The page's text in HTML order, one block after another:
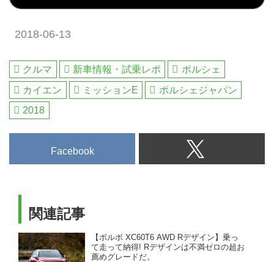
2018-06-13
クルマ 新車情報・試乗レポ
ポルシェ
カイエン
ミッションE
ポルシェジャパン
2018
Facebook
関連記事
【ボルボ XC60T6 AWD Rデザイン】乗っ
て走って納得! Rデザインは不満ゼロの超お
薦めグレードだ。